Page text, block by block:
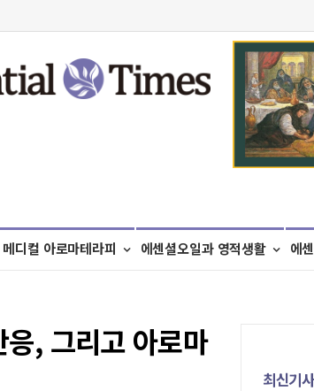
메디컬 아로마테라피 에센셜오일과 영적생활 에
, 그리고 아로마
최신기사